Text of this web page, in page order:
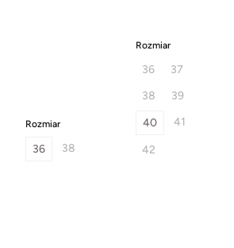
Rozmiar
36 38
Rozmiar
36
37
38
39
40
41
42